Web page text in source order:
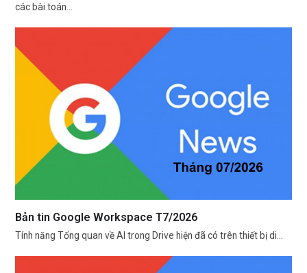
các bài toán…
Bản tin Google Workspace T7/2026
Tính năng Tổng quan về AI trong Drive hiện đã có trên thiết bị di…